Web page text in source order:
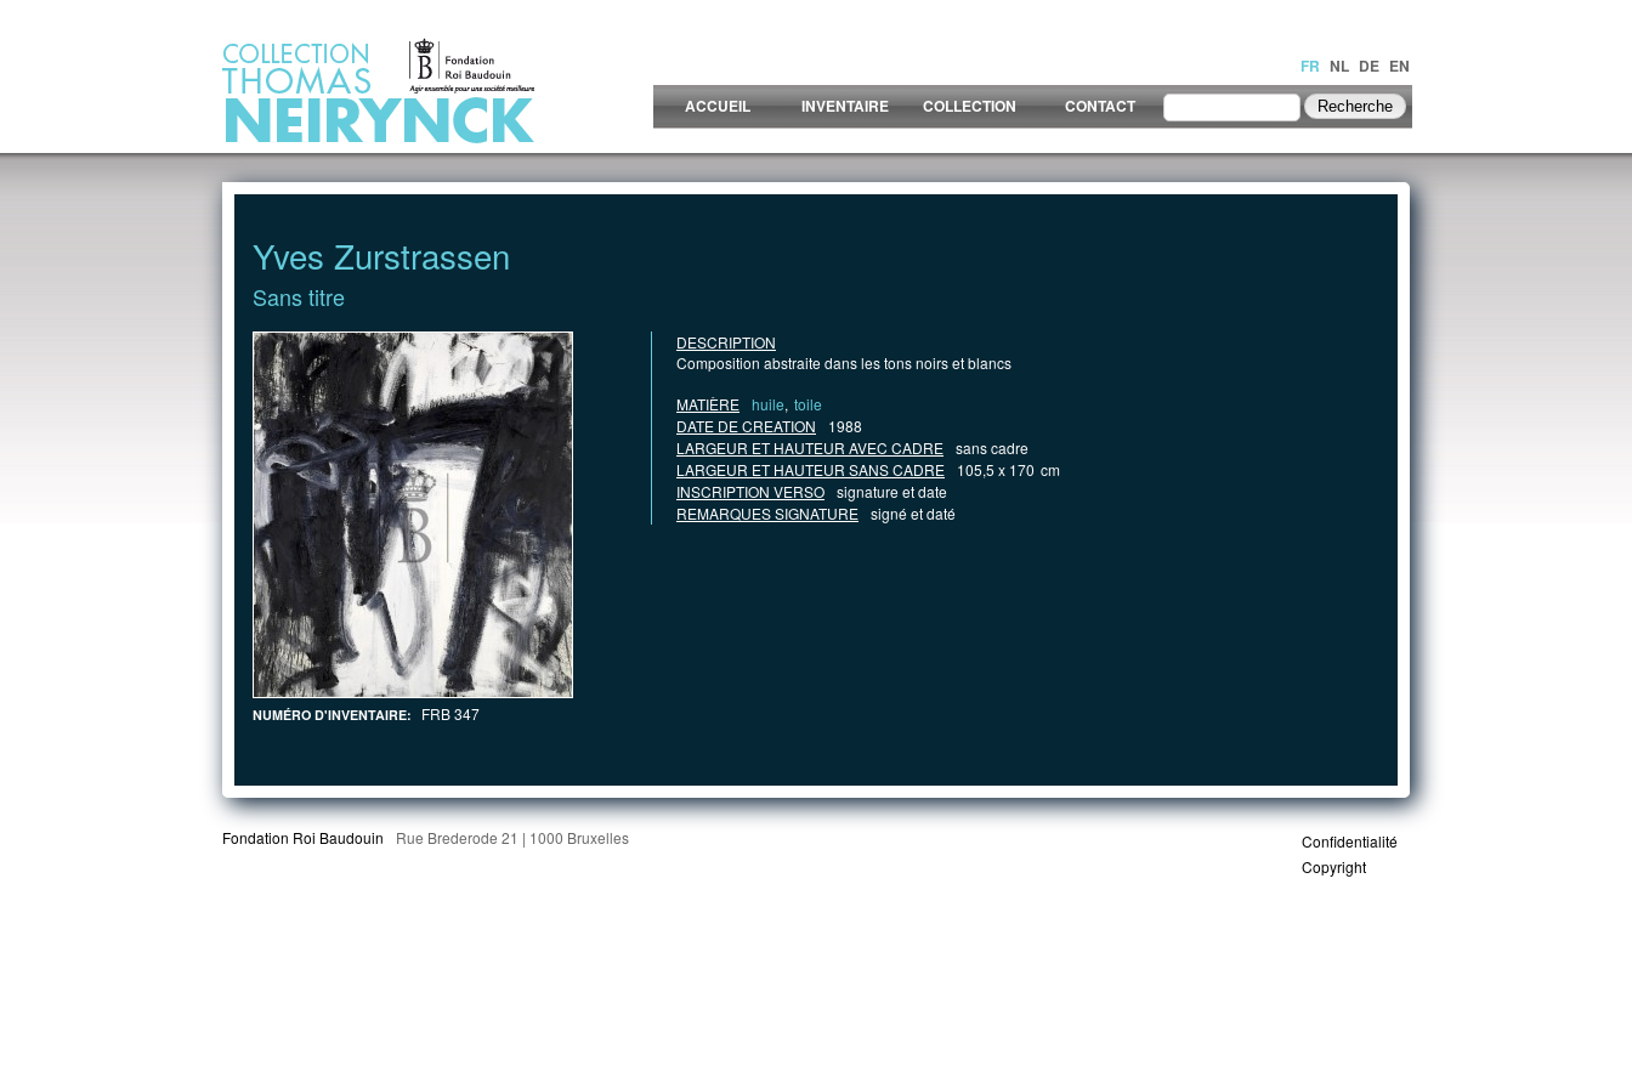
FR NL DE EN
ACCUEIL
INVENTAIRE COLLECTION CONTACT
Yves Zurstrassen
Sans titre
NUMÉRO D'INVENTAIRE: FRB 347
DESCRIPTION
Composition abstraite dans les tons noirs et blancs
MATIÈRE huile, toile
DATE DE CREATION
1988
LARGEUR ET HAUTEUR AVEC CADRE sans cadre
LARGEUR ET HAUTEUR SANS CADRE
105,5 x 170 cm
INSCRIPTION VERSO signature et date
REMARQUES SIGNATURE signé et daté
Fondation Roi Baudouin Rue Brederode 21 | 1000 Bruxelles
Confidentialité
Copyright